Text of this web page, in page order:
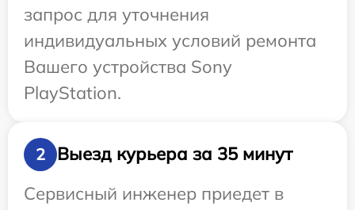
запрос для уточнения
индивидуальных условий ремонта
Вашего устройства Sony
PlayStation.
2
Выезд курьера за 35 минут
Сервисный инженер приедет в